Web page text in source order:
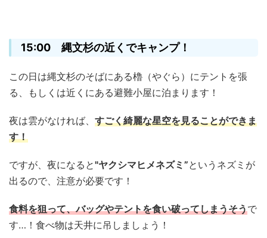
15:00 縄文杉の近くでキャンプ！
この日は縄文杉のそばにある櫓（やぐら）にテントを張
る、もしくは近くにある避難小屋に泊まります！
夜は雲がなければ、 すごく綺麗な星空を見ることができま
す！
ですが、夜になると"ヤクシマヒメネズミ”というネズミが
出るので、注意が必要です！
食料を狙って、バッグやテントを食い破ってしまうそうで
す…！食べ物は天井に吊しましょう！